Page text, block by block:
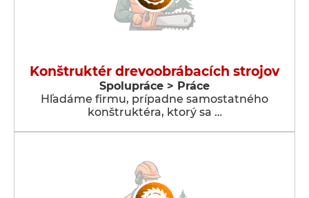
Konštruktér drevoobrábacích strojov
Spolupráce > Práce
Hľadáme firmu, prípadne samostatného
konštruktéra, ktorý sa …